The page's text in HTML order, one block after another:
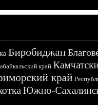
Биробиджан
край
край
Южно-